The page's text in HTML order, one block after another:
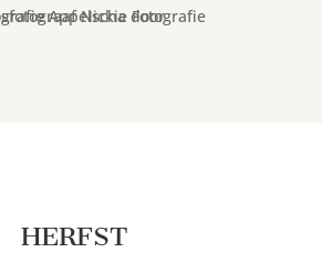
HERFST